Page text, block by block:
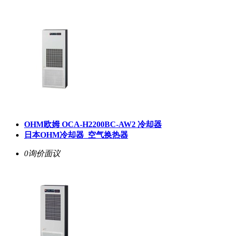
OHM欧姆 OCA-H2200BC-AW2 冷却器
日本OHM冷却器_空气换热器
0询价面议